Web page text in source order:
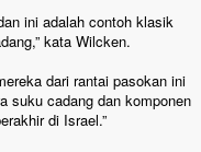
ini adalah contoh klasik
kata Wilcken.
dari rantai pasokan ini
suku cadang dan komponen
di Israel.”